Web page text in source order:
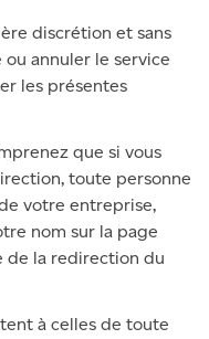
discrétion et sans
annuler le service
les présentes
que si vous
toute personne
votre entreprise,
nom sur la page
de la redirection du
à celles de toute